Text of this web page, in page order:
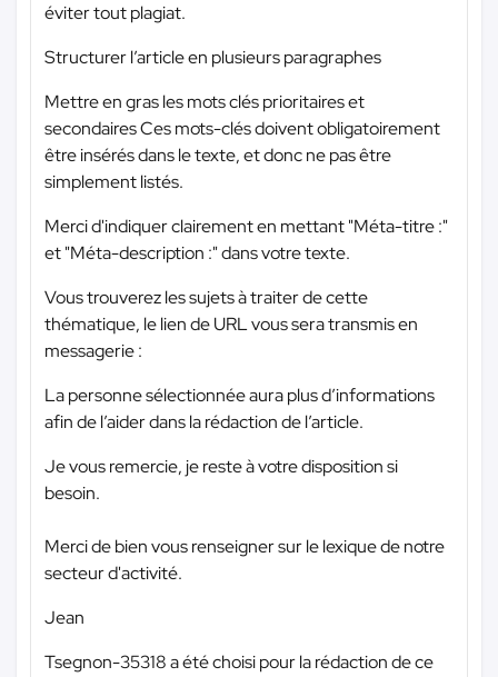
éviter tout plagiat.
Structurer l’article en plusieurs paragraphes
Mettre en gras les mots clés prioritaires et
secondaires Ces mots-clés doivent obligatoirement
être insérés dans le texte, et donc ne pas être
simplement listés.
Merci d'indiquer clairement en mettant "Méta-titre :"
et "Méta-description :" dans votre texte.
Vous trouverez les sujets à traiter de cette
thématique, le lien de URL vous sera transmis en
messagerie :
La personne sélectionnée aura plus d’informations
afin de l’aider dans la rédaction de l’article.
Je vous remercie, je reste à votre disposition si
besoin.
Merci de bien vous renseigner sur le lexique de notre
secteur d'activité.
Jean
Tsegnon-35318 a été choisi pour la rédaction de ce